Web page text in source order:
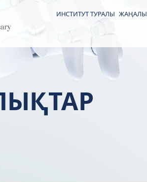
ИНСТИТУТ ТУРАЛЫ